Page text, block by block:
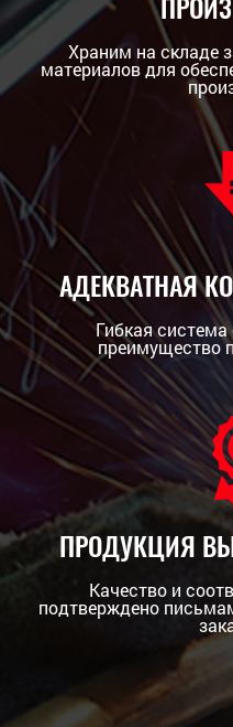
Храним на складе
материалов для
АДЕКВАТНАЯ
Гибкая система
преимущество
ПРОДУКЦИЯ
Качество и
подтверждено